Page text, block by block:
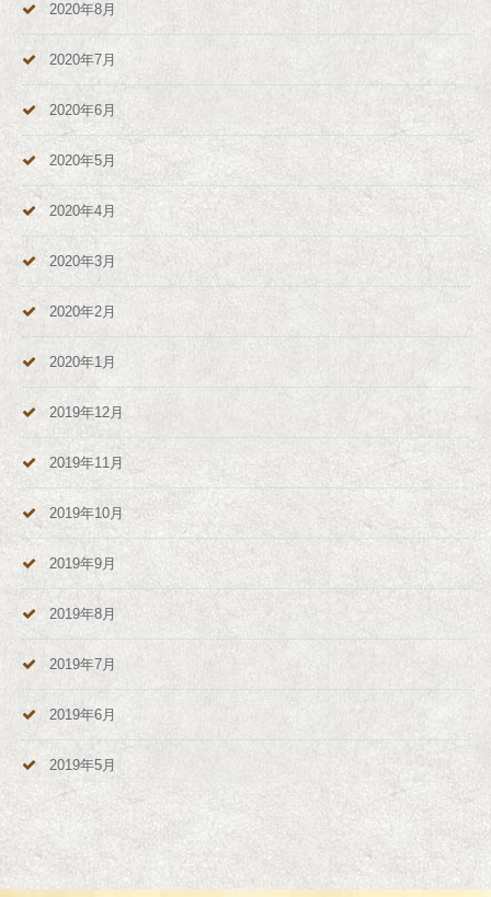
2020年8月
2020年7月
2020年6月
2020年5月
2020年4月
2020年3月
2020年2月
2020年1月
2019年12月
2019年11月
2019年10月
2019年9月
2019年8月
2019年7月
2019年6月
2019年5月